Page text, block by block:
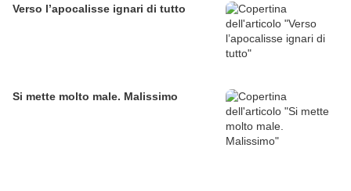
Verso l’apocalisse ignari di tutto
Si mette molto male. Malissimo